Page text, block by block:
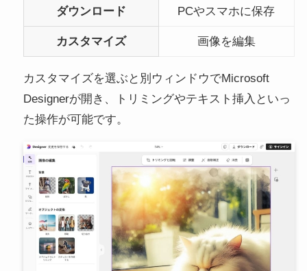
ダウンロード PCやスマホに保存
カスタマイズ 画像を編集
カスタマイズを選ぶと別ウィンドウでMicrosoft
Designerが開き、トリミングやテキスト挿入といっ
た操作が可能です。